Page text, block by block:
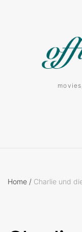
Home / Charlie und